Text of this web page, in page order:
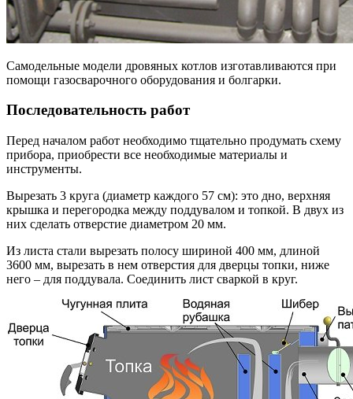
Самодельные модели дровяных котлов изготавливаются при
помощи газосварочного оборудования и болгарки.
Последовательность работ
Перед началом работ необходимо тщательно продумать схему
прибора, приобрести все необходимые материалы и
инструменты.
Вырезать 3 круга (диаметр каждого 57 см): это дно, верхняя
крышка и перегородка между поддувалом и топкой. В двух из
них сделать отверстие диаметром 20 мм.
Из листа стали вырезать полосу шириной 400 мм, длиной
3600 мм, вырезать в нем отверстия для дверцы топки, ниже
него – для поддувала. Соединить лист сваркой в круг.